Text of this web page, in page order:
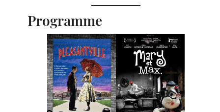
Programme